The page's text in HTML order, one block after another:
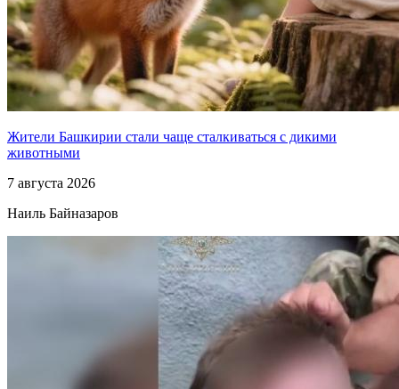
Жители Башкирии стали чаще сталкиваться с дикими
животными
7 августа 2026
Наиль Байназаров